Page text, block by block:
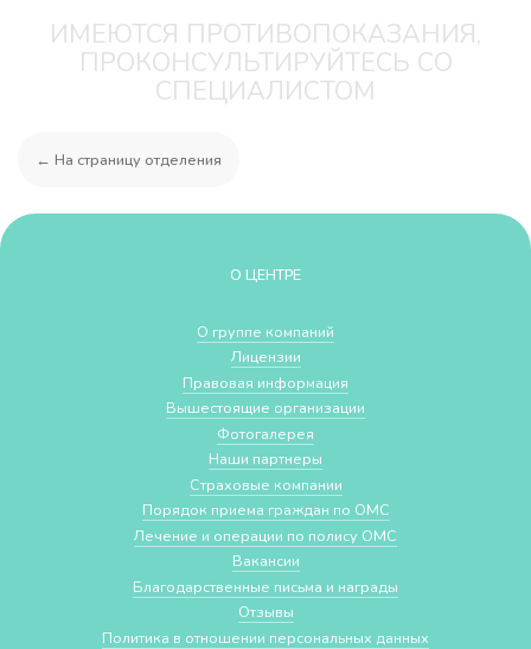
ИМЕЮТСЯ ПРОТИВОПОКАЗАНИЯ,
ПРОКОНСУЛЬТИРУЙТЕСЬ СО
СПЕЦИАЛИСТОМ
← На страницу отделения
О ЦЕНТРЕ
О группе компаний
Лицензии
Правовая информация
Вышестоящие организации
Фотогалерея
Наши партнеры
Страховые компании
Порядок приема граждан по ОМС
Лечение и операции по полису ОМС
Вакансии
Благодарственные письма и награды
Отзывы
Политика в отношении персональных данных